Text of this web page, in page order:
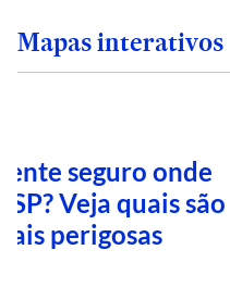
Mapas interativos
seguro onde
SP? Veja quais são
perigosas